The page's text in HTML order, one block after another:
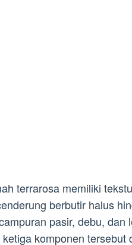
terrarosa memiliki
berbutir halus
pasir, debu, dan
komponen